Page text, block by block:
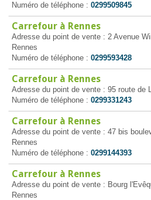
Numéro de téléphone : 0299509845
Carrefour à Rennes
Adresse du point de vente : 2 Avenue
Rennes
Numéro de téléphone : 0299593428
Carrefour à Rennes
Adresse du point de vente : 95 route de
Numéro de téléphone : 0299331243
Carrefour à Rennes
Adresse du point de vente : 47 bis
Rennes
Numéro de téléphone : 0299144393
Carrefour à Rennes
Adresse du point de vente : Bourg
Rennes